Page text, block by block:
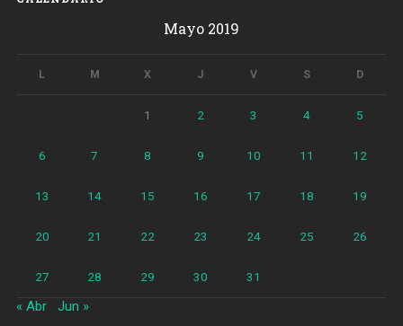
Mayo 2019
L M X J V S D
1 2 3 4 5
6 7 8 9 10 11 12
13 14 15 16 17 18 19
20 21 22 23 24 25 26
27 28 29 30 31
« Abr Jun »